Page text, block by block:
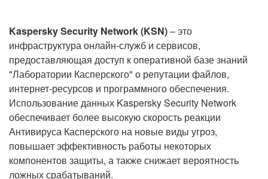
Kaspersky Security Network (KSN)– это
инфраструктура онлайн-служб и сервисов,
предоставляющая доступ к оперативной базе знаний
"Лаборатории Касперского" о репутации файлов,
интернет-ресурсов и программного обеспечения.
Использование данных Kaspersky Security Network
обеспечивает более высокую скорость реакции
Антивируса Касперского на новые виды угроз,
повышает эффективность работы некоторых
компонентов защиты, а также снижает вероятность
ложных срабатываний.